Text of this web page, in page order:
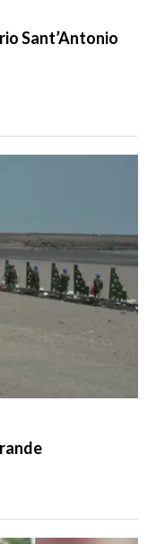
Sant’Antonio